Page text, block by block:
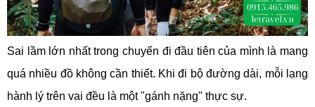
Sai lầm lớn nhất trong chuyến đi đầu tiên của mình là mang
quá nhiều đồ không cần thiết. Khi đi bộ đường dài, mỗi lạng
hành lý trên vai đều là một "gánh nặng" thực sự.